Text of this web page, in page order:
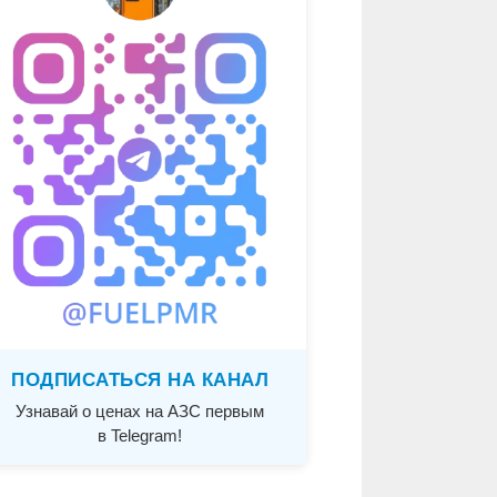
ПОДПИСАТЬСЯ НА КАНАЛ
Узнавай о ценах на АЗС первым
в Telegram!